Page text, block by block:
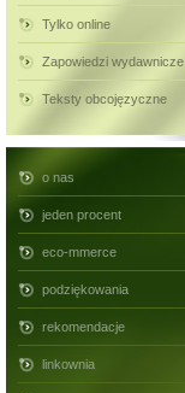
Tylko online
Zapowiedzi wydawnicze
Teksty obcojęzyczne
o nas
jeden procent
eco-mmerce
podziękowania
rekomendacje
linkownia